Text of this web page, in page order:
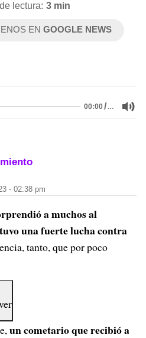
lectura: 3 min
ENGOOGLE NEWS
00:00/…
- 02:38 pm
a muchos al
una fuerte lucha contra
tanto, que por poco
un cometario que recibió a